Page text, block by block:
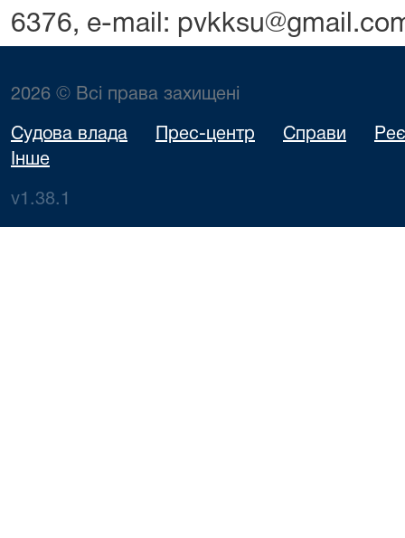
6376, e-mail :
2026 © Всі права захищені
Судова влада Прес-центр Справи
Інше
v1.38.1